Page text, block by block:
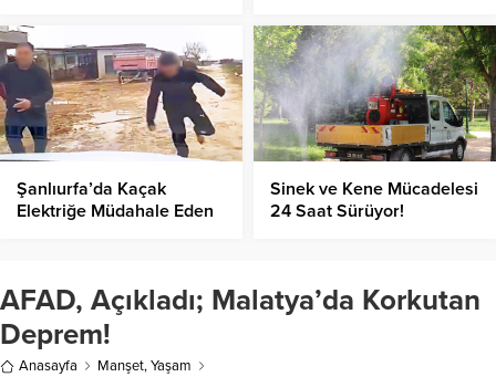
Cana Bir Fidan
Şanlıurfa’da Kaçak
Elektriğe Müdahale Eden
Sinek ve Kene Mücadelesi
24 Saat Sürüyor!
AFAD, Açıkladı; Malatya’da Korkutan
Deprem!
Anasayfa Manşet,Yaşam